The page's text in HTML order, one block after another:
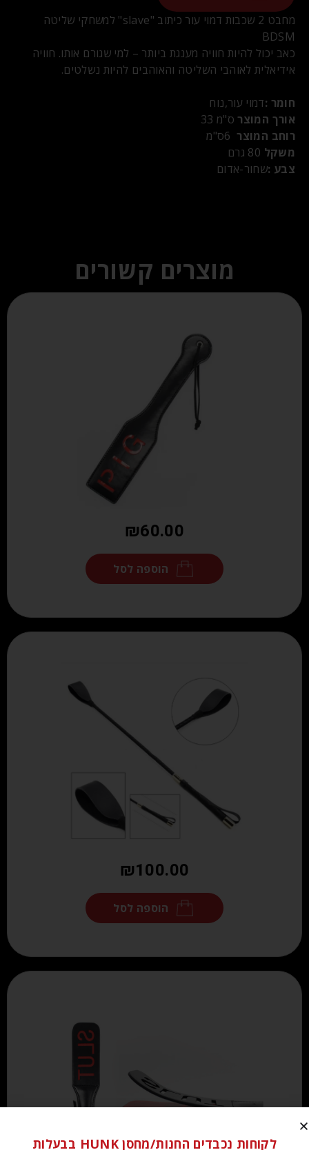
מחבט 2 שכבות דמוי עור כיתוב "slave" למשחקי שליטה
BDSM
כאב יכול להיות חוויה מענגת ביותר – למי שגורם אותו. חוויה
אידיאלית לאוהבי השליטה והאוהבים להיות נשלטים.
חומר :דמוי עור,נוח
אורך המוצר 33 ס"מ
רוחב המוצר 6ס"מ
משקל 80 גרם
צבע :שחור-אדום
מוצרים קשורים
₪60.00
הוספה לסל
₪100.00
הוספה לסל
לקוחות נכבדים החנות/מחסן HUNK בבעלות